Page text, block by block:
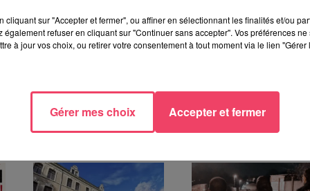
rencontrer les gendarmes en centre ville en ont profité pour
en vigueur.
cliquant sur "Accepter et fermer", ou affiner en sélectionnant les finalités et/ou
également refuser en cliquant sur "Continuer sans accepter". Vos préférences
à jour vos choix, ou retirer votre consentement à tout moment via le lien
Gérer mes choix Accepter et fermer